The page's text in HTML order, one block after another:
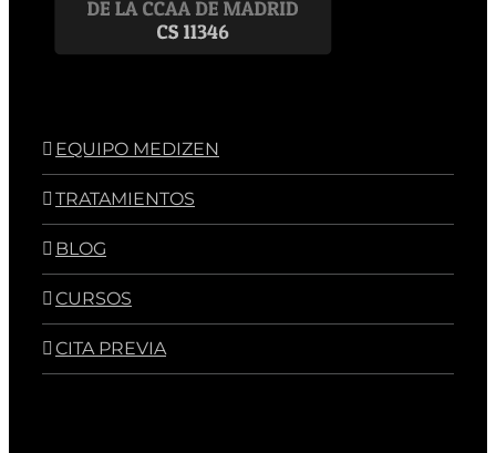
EQUIPO MEDIZEN
TRATAMIENTOS
BLOG
CURSOS
CITA PREVIA